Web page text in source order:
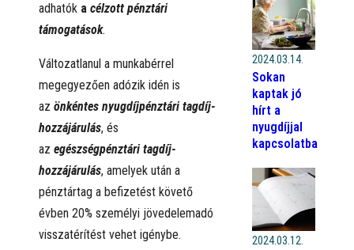
adhatók acélzott pénztári
támogatások.
Változatlanul a munkabérrel
megegyezően adózik idén is
azönkéntes nyugdíjpénztári tagdíj-
hozzájárulás, és
azegészségpénztári tagdíj-
hozzájárulás, amelyek után a
pénztártag a befizetést követő
évben 20% személyi jövedelemadó
visszatérítést vehet igénybe.
2024.03.14.
Sokan
kaptak jó
hírt a
nyugdíjjal
kapcsolatba
2024.03.12.